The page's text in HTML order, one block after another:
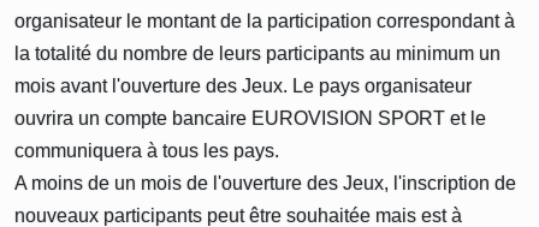
organisateur le montant de la participation correspondant à
la totalité du nombre de leurs participants au minimum un
mois avant l'ouverture des Jeux. Le pays organisateur
ouvrira un compte bancaire EUROVISION SPORT et le
communiquera à tous les pays.
A moins de un mois de l'ouverture des Jeux, l'inscription de
nouveaux participants peut être souhaitée mais est à